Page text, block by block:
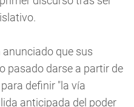
que sus
pasado darse a partir de
definir "la vía
anticipada del poder